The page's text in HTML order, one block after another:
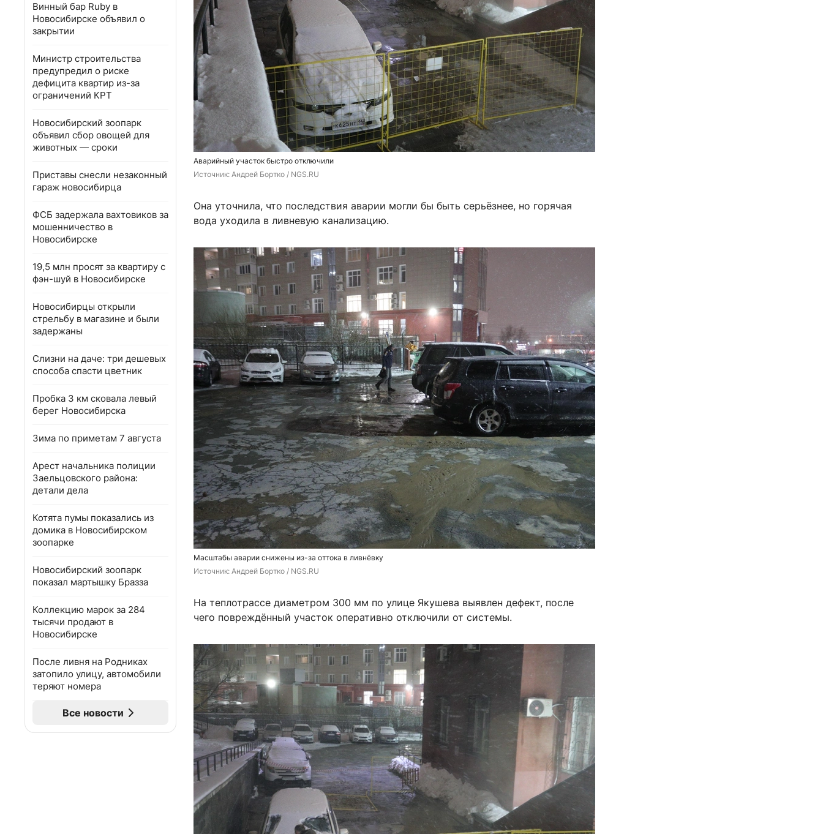
Винный бар Ruby в
Новосибирске объявил о
закрытии
Министр строительства
предупредил о риске
дефицита квартир из-за
ограничений КРТ
Новосибирский зоопарк
объявил сбор овощей для
животных — сроки
Приставы снесли незаконный
гараж новосибирца
ФСБ задержала вахтовиков за
мошенничество в
Новосибирске
19,5 млн просят за квартиру с
фэн-шуй в Новосибирске
Новосибирцы открыли
стрельбу в магазине и были
задержаны
Слизни на даче: три дешевых
способа спасти цветник
Пробка 3 км сковала левый
берег Новосибирска
Зима по приметам 7 августа
Арест начальника полиции
Заельцовского района:
детали дела
Котята пумы показались из
домика в Новосибирском
зоопарке
Новосибирский зоопарк
показал мартышку Бразза
Коллекцию марок за 284
тысячи продают в
Новосибирске
После ливня на Родниках
затопило улицу, автомобили
теряют номера
Все новости
Аварийный участок быстро отключили
Источник: Андрей Бортко / NGS.RU
Она уточнила, что последствия аварии могли бы быть серьёзнее, но горячая
вода уходила в ливневую канализацию.
Масштабы аварии снижены из-за оттока в ливнёвку
Источник: Андрей Бортко / NGS.RU
На теплотрассе диаметром 300 мм по улице Якушева выявлен дефект, после
чего повреждённый участок оперативно отключили от системы.